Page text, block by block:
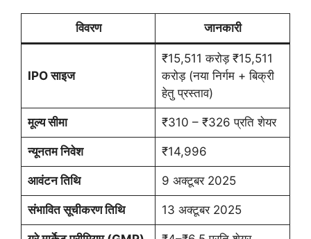
विवरण जानकारी
IPO साइज
₹15,511 करोड़ ₹15,511
करोड़ (नया निर्गम + बिक्री
हेतु प्रस्ताव)
मूल्य सीमा ₹310 – ₹326 प्रति शेयर
न्यूनतम निवेश ₹14,996
आवंटन तिथि 9 अक्टूबर 2025
संभावित सूचीकरण तिथि 13 अक्टूबर 2025